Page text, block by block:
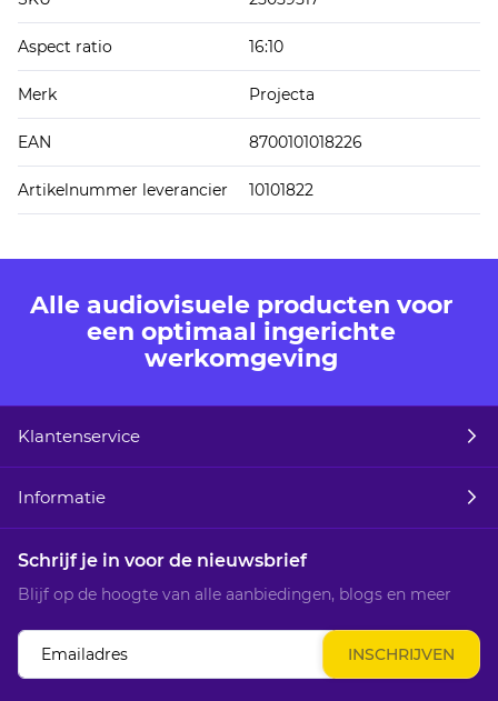
Aspect ratio 16:10
Merk Projecta
EAN 8700101018226
Artikelnummer leverancier 10101822
Alle audiovisuele producten voor
een optimaal ingerichte
werkomgeving
Klantenservice
Informatie
Schrijf je in voor de nieuwsbrief
Blijf op de hoogte van alle aanbiedingen, blogs en meer
Abonneer
u
INSCHRIJVEN